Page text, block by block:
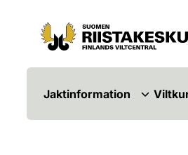
Hoppa till innehåll
Gå till webbplatskartan
Jaktinformation